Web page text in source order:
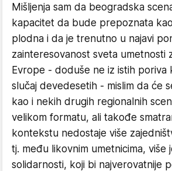
Mišljenja sam da beogradska
kapacitet da bude prepoznata
plodna i da je trenutno u najavi
zainteresovanost sveta umetnosti
Evrope - doduše ne iz istih poriva
slučaj devedesetih - mislim da će
kao i nekih drugih regionalnih
velikom formatu, ali takođe
kontekstu nedostaje više
tj. među likovnim umetnicima, više
solidarnosti, koji bi najverovatnije